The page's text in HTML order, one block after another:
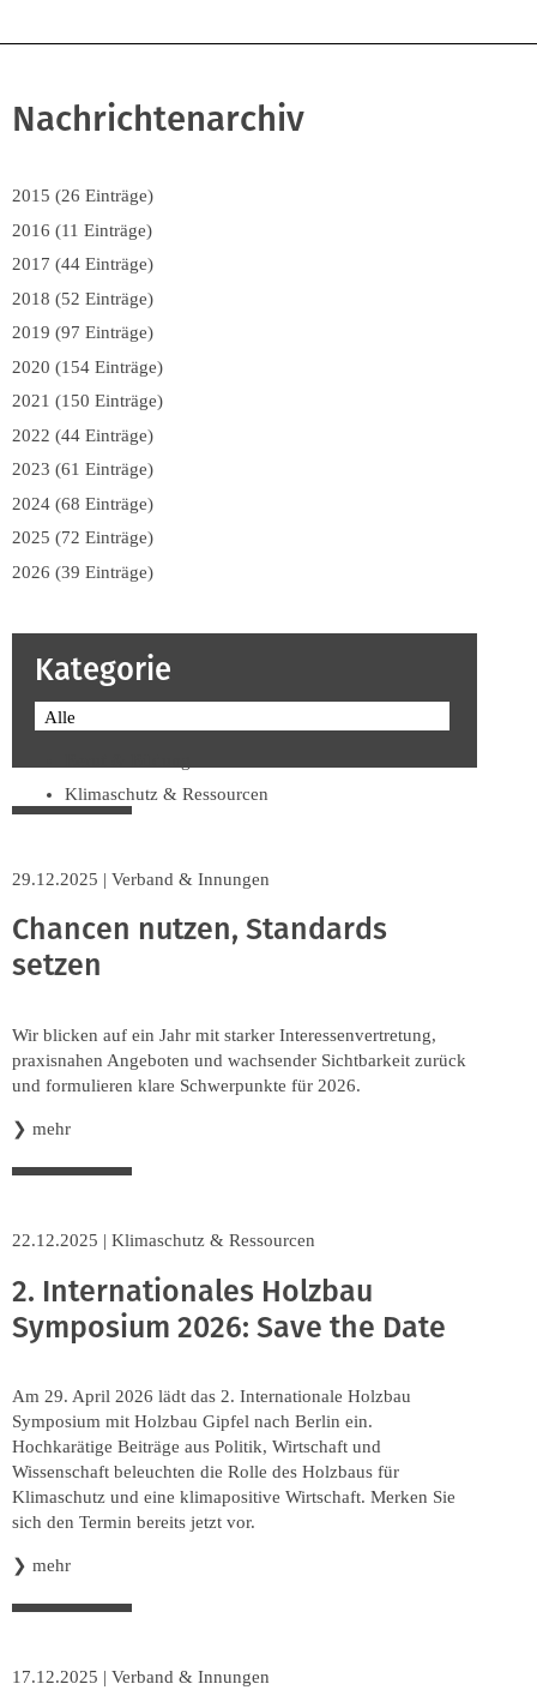
Nachrichtenarchiv
2015 (26 Einträge)
2016 (11 Einträge)
2017 (44 Einträge)
2018 (52 Einträge)
2019 (97 Einträge)
2020 (154 Einträge)
2021 (150 Einträge)
2022 (44 Einträge)
2023 (61 Einträge)
2024 (68 Einträge)
2025 (72 Einträge)
2026 (39 Einträge)
Kategorie
Alle
Klimaschutz & Ressourcen
Soziales & Tarifpolitik
Verband & Innungen
Innung
29.12.2025 | Verband & Innungen
Chancen nutzen, Standards
setzen
Wir blicken auf ein Jahr mit starker Interessenvertretung,
praxisnahen Angeboten und wachsender Sichtbarkeit zurück
und formulieren klare Schwerpunkte für 2026.
❯ mehr
22.12.2025 | Klimaschutz & Ressourcen
2. Internationales Holzbau
Symposium 2026: Save the Date
Am 29. April 2026 lädt das 2. Internationale Holzbau
Symposium mit Holzbau Gipfel nach Berlin ein.
Hochkarätige Beiträge aus Politik, Wirtschaft und
Wissenschaft beleuchten die Rolle des Holzbaus für
Klimaschutz und eine klimapositive Wirtschaft. Merken Sie
sich den Termin bereits jetzt vor.
❯ mehr
17.12.2025 | Verband & Innungen